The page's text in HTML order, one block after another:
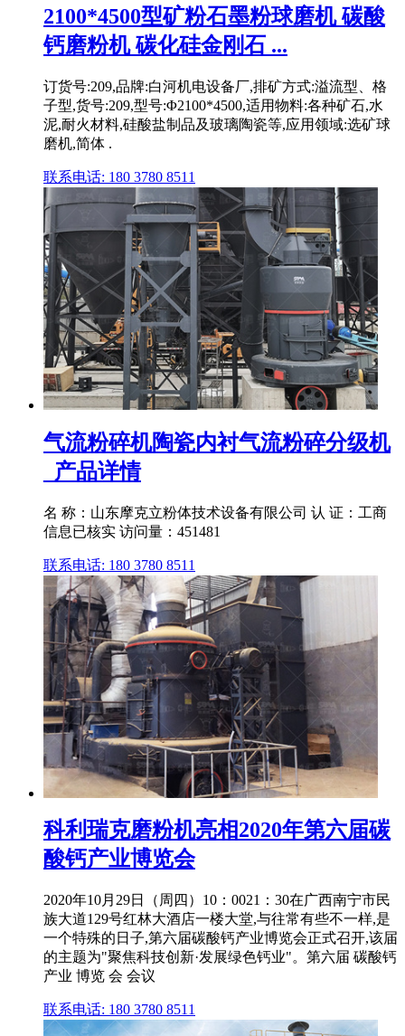
2100*4500型矿粉石墨粉球磨机 碳酸
钙磨粉机 碳化硅金刚石 ...
订货号:209,品牌:白河机电设备厂,排矿方式:溢流型、格
子型,货号:209,型号:Φ2100*4500,适用物料:各种矿石,水
泥,耐火材料,硅酸盐制品及玻璃陶瓷等,应用领域:选矿球
磨机,简体 .
联系电话: 180 3780 8511
气流粉碎机陶瓷内衬气流粉碎分级机
_产品详情
名 称：山东摩克立粉体技术设备有限公司 认 证：工商
信息已核实 访问量：451481
联系电话: 180 3780 8511
科利瑞克磨粉机亮相2020年第六届碳
酸钙产业博览会
2020年10月29日（周四）10：0021：30在广西南宁市民
族大道129号红林大酒店一楼大堂,与往常有些不一样,是
一个特殊的日子,第六届碳酸钙产业博览会正式召开,该届
的主题为"聚焦科技创新·发展绿色钙业"。第六届 碳酸钙
产业 博览 会 会议
联系电话: 180 3780 8511